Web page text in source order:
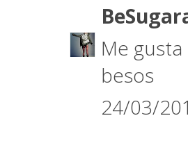
Me
besos
24/03/